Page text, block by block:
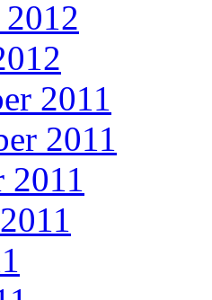
2011
2011
2011